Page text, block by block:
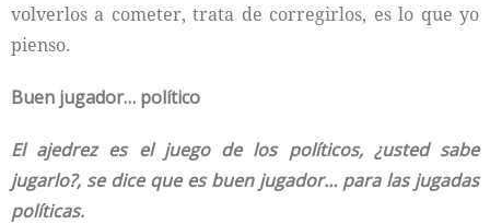
volverlos a cometer, trata de corregirlos, es lo que yo
pienso.
Buen jugador… político
El ajedrez es el juego de los políticos, ¿usted sabe
jugarlo?, se dice que es buen jugador… para las jugadas
políticas.